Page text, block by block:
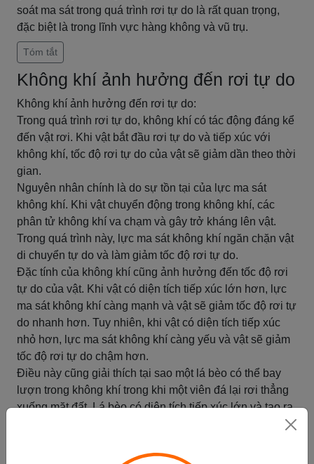
soát ma sát trong quá trình rơi tự do là rất quan trọng,
đặc biệt là trong lĩnh vực hàng không và vũ trụ.
Tóm tắt
Không khí ảnh hưởng đến rơi tự do
Không khí ảnh hưởng đến rơi tự do:
Trong quá trình rơi tự do, không khí có tác động đáng kể
đến vật rơi. Khi vật bắt đầu rơi tự do và tiếp xúc với
không khí, tốc độ rơi tự do của vật sẽ giảm dần theo thời
gian.
Nguyên nhân chính là do sự tồn tại của lực ma sát
không khí. Khi vật chuyển động trong không khí, các
phân tử không khí va chạm và gây trở kháng lên vật.
Trong quá trình này, lực ma sát không khí ngăn chặn vật
di chuyển tự do và làm giảm tốc độ rơi tự do.
Đặc tính của không khí cũng ảnh hưởng đến tốc độ rơi
tự do của vật. Khi vật có diện tích tiếp xúc lớn hơn, lực
ma sát không khí càng mạnh và vật sẽ giảm tốc độ rơi tự
do nhanh hơn. Tuy nhiên, khi vật có diện tích tiếp xúc
nhỏ hơn, lực ma sát không khí càng yếu và vật sẽ giảm
tốc độ rơi tự do chậm hơn.
Điều này cũng giải thích tại sao một lá bèo có thể bay
lượn trong không khí trong khi một viên đá lại rơi thẳng
xuống mặt đất. Lá bèo có diện tích tiếp xúc lớn và tạo ra
sát không khí yếu, nên vật rơi thẳng xuống mặt đất mà